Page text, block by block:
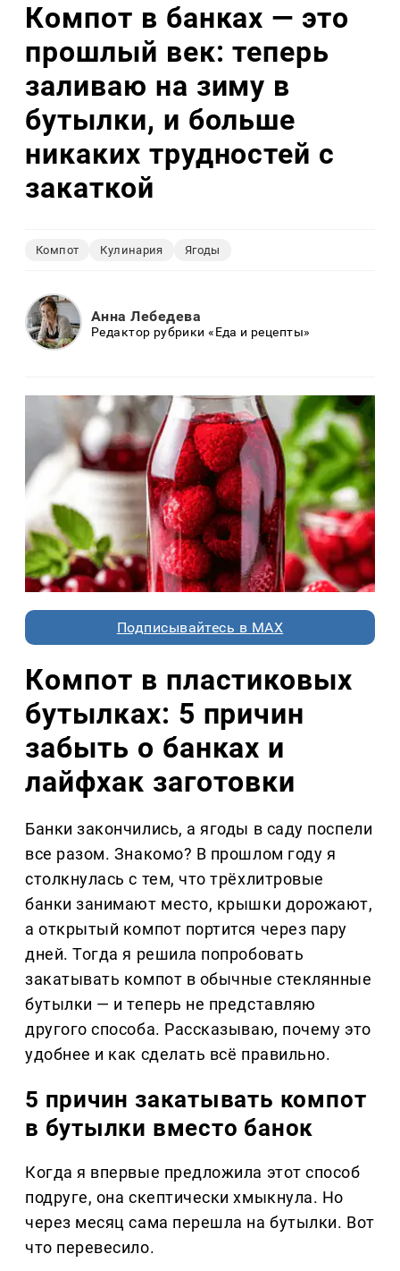
Компот в банках — это
прошлый век: теперь
заливаю на зиму в
бутылки, и больше
никаких трудностей с
закаткой
Компот Кулинария Ягоды
Анна Лебедева
Редактор рубрики «Еда и рецепты»
Подписывайтесь в MAX
Компот в пластиковых
бутылках: 5 причин
забыть о банках и
лайфхак заготовки
Банки закончились, а ягоды в саду поспели
все разом. Знакомо? В прошлом году я
столкнулась с тем, что трёхлитровые
банки занимают место, крышки дорожают,
а открытый компот портится через пару
дней. Тогда я решила попробовать
закатывать компот в обычные стеклянные
бутылки — и теперь не представляю
другого способа. Рассказываю, почему это
удобнее и как сделать всё правильно.
5 причин закатывать компот
в бутылки вместо банок
Когда я впервые предложила этот способ
подруге, она скептически хмыкнула. Но
через месяц сама перешла на бутылки. Вот
что перевесило.